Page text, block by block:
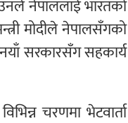
नेपाललाई भारतको
मोदीले नेपालसँगको
सरकारसँग सहकार्य
चरणमा भेटवार्ता